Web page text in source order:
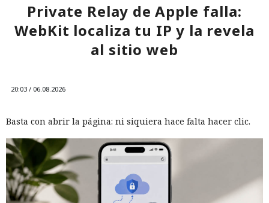
Private Relay de Apple falla:
WebKit localiza tu IP y la revela
al sitio web
20:03 / 06.08.2026
Basta con abrir la página: ni siquiera hace falta hacer clic.